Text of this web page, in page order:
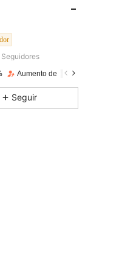
Seguidores
Aumento de seguidores 11%
Seguir